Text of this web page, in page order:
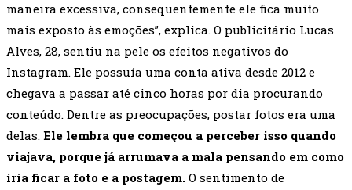
maneira excessiva, consequentemente ele fica muito
mais exposto às emoções”, explica. O publicitário Lucas
Alves, 28, sentiu na pele os efeitos negativos do
Instagram. Ele possuía uma conta ativa desde 2012 e
chegava a passar até cinco horas por dia procurando
conteúdo. Dentre as preocupações, postar fotos era uma
delas. Ele lembra que começou a perceber isso quando
viajava, porque já arrumava a mala pensando em como
iria ficar a foto e a postagem. O sentimento de